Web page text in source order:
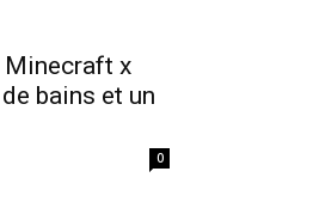
x
bains et un
0